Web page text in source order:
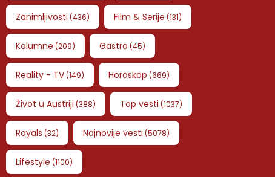
Zanimljivosti (436) Film & Serije (131)
Kolumne (209) Gastro (45)
Reality - TV(149) Horoskop (669)
Život u Austriji (388) Top vesti (1037)
Royals (32) Najnovije vesti (5078)
Lifestyle (1100)